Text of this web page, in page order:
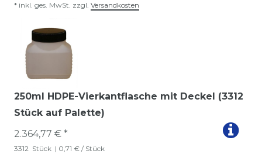
* inkl. ges. MwSt. zzgl. Versandkosten
250ml HDPE-Vierkantflasche mit Deckel (3312
Stück auf Palette)
2.364,77 € *
3312 Stück | 0,71 € / Stück